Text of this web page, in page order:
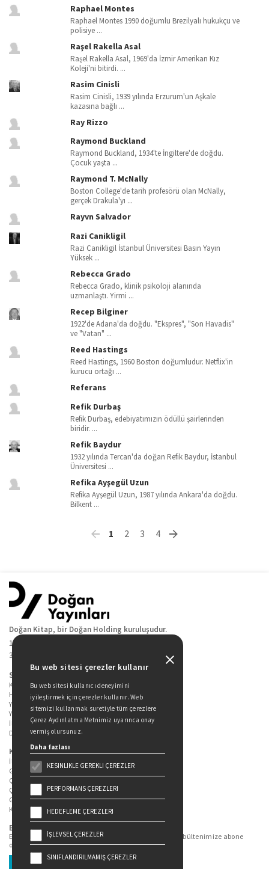
Raphael Montes
Raphael Montes 1990 doğumlu Brezilyalı hukukçu ve
polisiye ...
Raşel Rakella Asal
Raşel Rakella Asal, 1969'da İzmir Amerikan Kız
Koleji'ni bitirdi. ...
Rasim Cinisli
Rasim Cinisli, 1939 yılında Erzurum'un Aşkale
kazasına bağlı ...
Ray Rizzo
Raymond Buckland
Raymond Buckland, 1934'te İngiltere'de doğdu.
Çocuk yaşta ...
Raymond T. McNally
Boston College'de tarih profesörü olan McNally,
gerçek Drakula'yı ...
Rayvn Salvador
Razi Canikligil
Razi Canikligil İstanbul Üniversitesi Basın Yayın
Yüksek ...
Rebecca Grado
Rebecca Grado, klinik psikoloji alanında
uzmanlaştı. Yirmi ...
Recep Bilginer
1922'de Adana'da doğdu. "Ekspres", "Son Havadis"
ve "Vatan" ...
Reed Hastings
Reed Hastings, 1960 Boston doğumludur. Netflix'in
kurucu ortağı ...
Referans
Refik Durbaş
Refik Durbaş, edebiyatımızın ödüllü şairlerinden
biridir. ...
Refik Baydur
1932 yılında Tercan'da doğan Refik Baydur, İstanbul
Üniversitesi ...
Refika Ayşegül Uzun
Refika Ayşegül Uzun, 1987 yılında Ankara'da doğdu.
Bilkent ...
1 2 3 4
Doğan Kitap, bir Doğan Holding kuruluşudur.
19 Mayıs Cad. Golden Plaza No:1 Kat:10
34360 / Şişli / İstanbul
Sitede Yer Alan Sayfalar
Kitaplarımız
Hakkımızda
Yazarlarımız
Yazar Adayları İçin
İletişim
Duygu Asena Roman Ödülü
Kişisel Verilerin Korunması
İlgili Kişi Başvuru Formu
Genel Aydınlatma Metni
Çekiliş Aydınlatma Metni
Çerez Aydınlatma Metni
Gizlilik Politikası
Kullanım Şartları
Bizi Takip Edin...
En güncel kitap ve etkinliklerden haberdar olmak için bültenimize abone
olun.
Üye Ol
Bu web sitesi çerezler kullanır
Bu web sitesi kullanıcı deneyimini
iyileştirmek için çerezler kullanır. Web
sitemizi kullanmak suretiyle tüm çerezlere
Çerez Aydınlatma Metnimiz uyarınca onay
vermiş olursunuz.
Daha fazlası
KESINLIKLE GEREKLI ÇEREZLER
PERFORMANS ÇEREZLERI
HEDEFLEME ÇEREZLERI
İŞLEVSEL ÇEREZLER
SINIFLANDIRILMAMIŞ ÇEREZLER